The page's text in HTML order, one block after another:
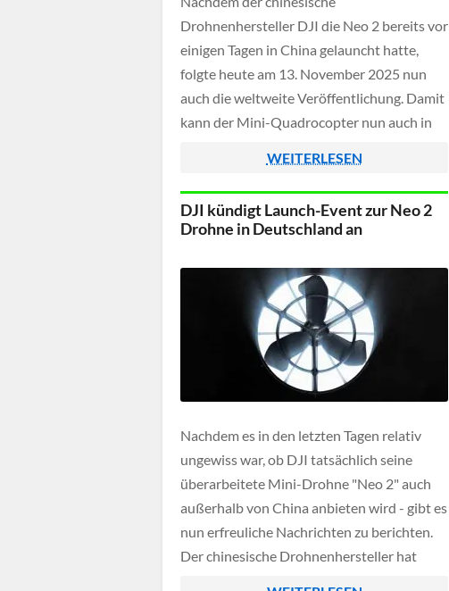
Drohnenhersteller DJI die Neo 2 bereits vor
einigen Tagen in China gelauncht hatte,
folgte heute am 13. November 2025 nun
auch die weltweite Veröffentlichung. Damit
kann der Mini-Quadrocopter nun auch in
WEITERLESEN
DJI kündigt Launch-Event zur Neo 2
Drohne in Deutschland an
Nachdem es in den letzten Tagen relativ
ungewiss war, ob DJI tatsächlich seine
überarbeitete Mini-Drohne "Neo 2" auch
außerhalb von China anbieten wird - gibt es
nun erfreuliche Nachrichten zu berichten.
Der chinesische Drohnenhersteller hat